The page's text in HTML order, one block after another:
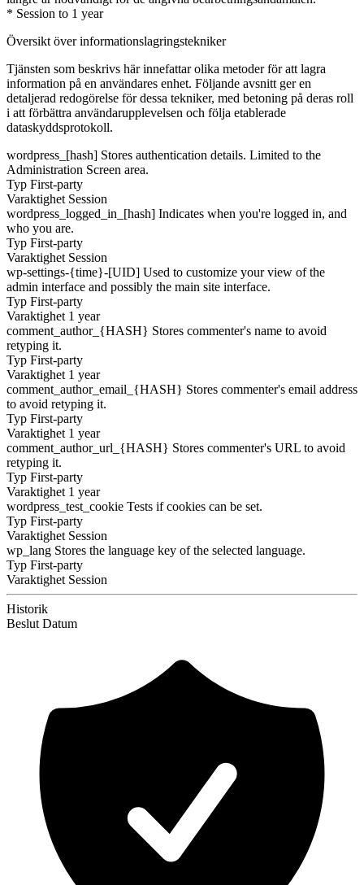
* Session to 1 year
Översikt över informationslagringstekniker
Tjänsten som beskrivs här innefattar olika metoder för att lagra
information på en användares enhet. Följande avsnitt ger en
detaljerad redogörelse för dessa tekniker, med betoning på deras roll
i att förbättra användarupplevelsen och följa etablerade
dataskyddsprotokoll.
wordpress_[hash] Stores authentication details. Limited to the
Administration Screen area.
Typ First-party
Varaktighet Session
wordpress_logged_in_[hash] Indicates when you're logged in, and
who you are.
Typ First-party
Varaktighet Session
wp-settings-{time}-[UID] Used to customize your view of the
admin interface and possibly the main site interface.
Typ First-party
Varaktighet 1 year
comment_author_{HASH} Stores commenter's name to avoid
retyping it.
Typ First-party
Varaktighet 1 year
comment_author_email_{HASH} Stores commenter's email address
to avoid retyping it.
Typ First-party
Varaktighet 1 year
comment_author_url_{HASH} Stores commenter's URL to avoid
retyping it.
Typ First-party
Varaktighet 1 year
wordpress_test_cookie Tests if cookies can be set.
Typ First-party
Varaktighet Session
wp_lang Stores the language key of the selected language.
Typ First-party
Varaktighet Session
Historik
Beslut Datum